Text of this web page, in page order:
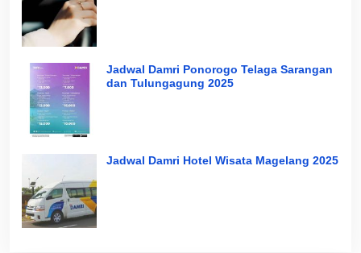
Jadwal Damri Ponorogo Telaga Sarangan
dan Tulungagung 2025
Jadwal Damri Hotel Wisata Magelang 2025